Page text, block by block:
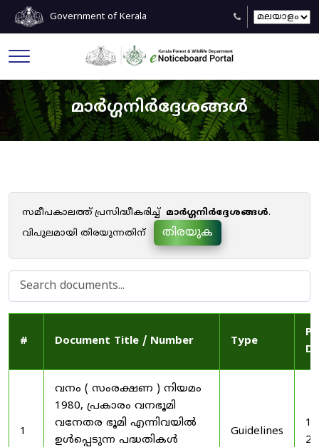
Government of Kerala
മാർഗ്ഗനിർദ്ദേശങ്ങൾ
സമീപകാലത്ത് പ്രസിദ്ധീകരിച്ച് മാർഗ്ഗനിർദ്ദേശങ്ങൾ.
വിപുലമായി തിരയുന്നതിന്
തിരയുക
# Document Title / Number Type
1
വനം ( സംരക്ഷണ ) നിയമം
1980, പ്രകാരം വനഭൂമി
വനേതര ഭൂമി എന്നിവയിൽ
ഉൾപ്പെടുന്ന പദ്ധതികൾ
Guidelines